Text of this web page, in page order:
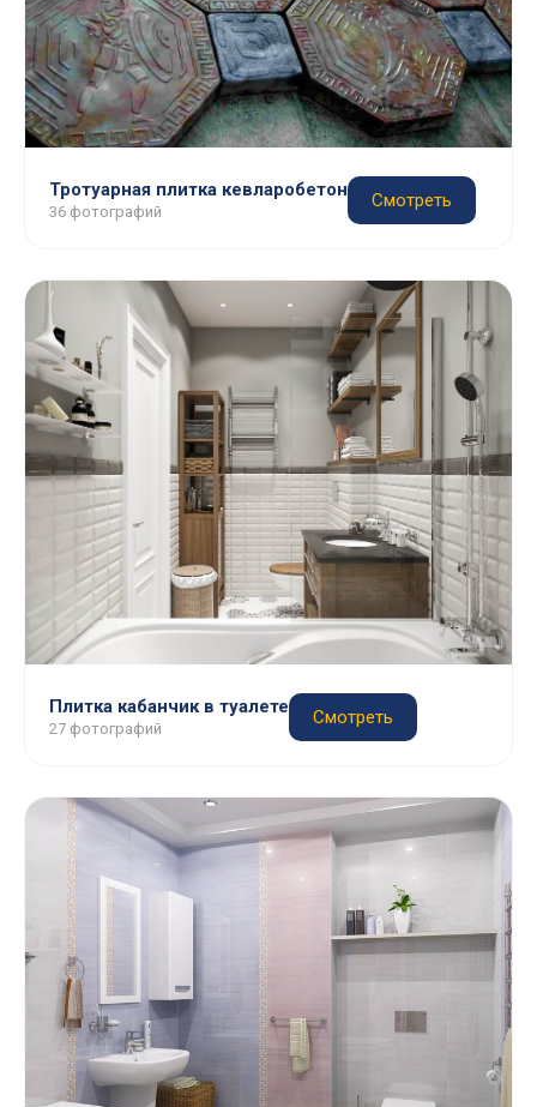
Тротуарная плитка кевларобетон
36 фотографий
Смотреть
Плитка кабанчик в туалете
27 фотографий
Смотреть